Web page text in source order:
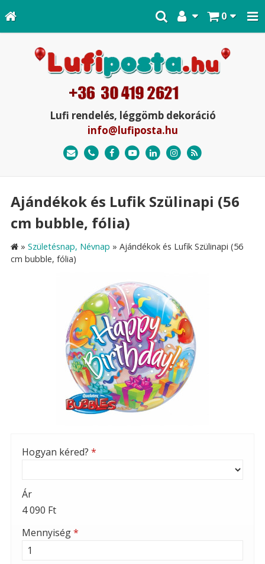
0
Lufi rendelés, léggömb dekoráció
info@lufiposta.hu
Ajándékok és Lufik Szülinapi (56
cm bubble, fólia)
» Születésnap, Névnap » Ajándékok és Lufik Szülinapi (56
cm bubble, fólia)
Hogyan kéred? *
Ár
4 090 Ft
Mennyiség*